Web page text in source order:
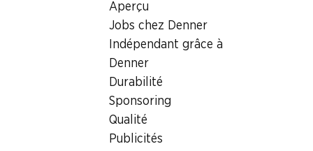
Aperçu
Jobs chez Denner
Indépendant grâce à
Denner
Durabilité
Sponsoring
Qualité
Publicités